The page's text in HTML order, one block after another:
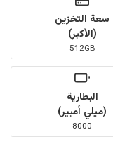
سعة التخزين
(الأكبر)
512GB
البطارية
(ميلي أمبير)
8000